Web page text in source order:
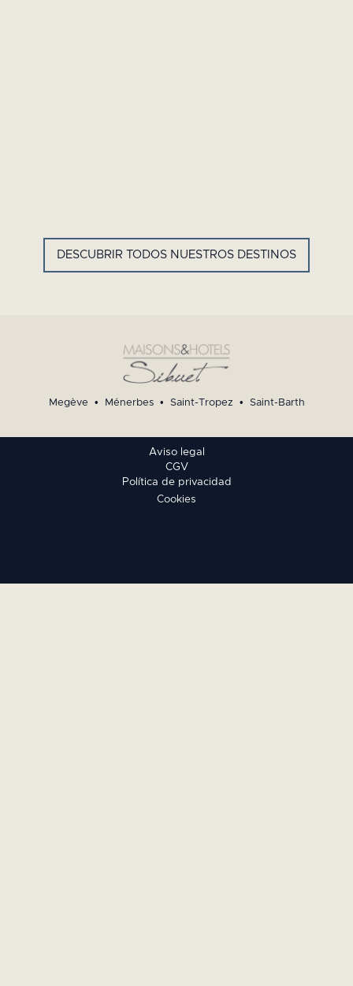
DESCUBRIR TODOS NUESTROS DESTINOS
Megève • Ménerbes• Saint-Tropez • Saint-Barth
Aviso legal
CGV
Política de privacidad
Cookies